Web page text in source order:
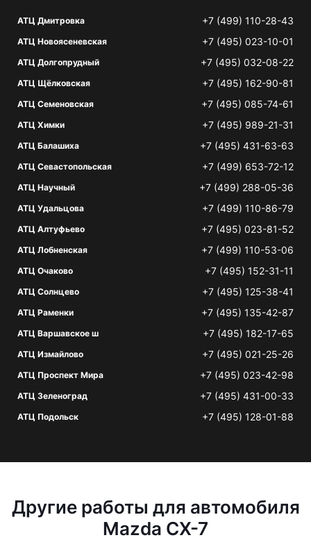
АТЦ Дмитровка +7 (499) 110-28-43
АТЦ Новоясеневская +7 (495) 023-10-01
АТЦ Долгопрудный +7 (495) 032-08-22
АТЦ Щёлковская +7 (495) 162-90-81
АТЦ Семеновская +7 (495) 085-74-61
АТЦ Химки +7 (495) 989-21-31
АТЦ Балашиха +7 (495) 431-63-63
АТЦ Севастопольская +7 (499) 653-72-12
АТЦ Научный +7 (499) 288-05-36
АТЦ Удальцова +7 (499) 110-86-79
АТЦ Алтуфьево +7 (495) 023-81-52
АТЦ Лобненская +7 (499) 110-53-06
АТЦ Очаково +7 (495) 152-31-11
АТЦ Солнцево +7 (495) 125-38-41
АТЦ Раменки +7 (495) 135-42-87
АТЦ Варшавское ш +7 (495) 182-17-65
АТЦ Измайлово +7 (495) 021-25-26
АТЦ Проспект Мира +7 (495) 023-42-98
АТЦ Зеленоград +7 (495) 431-00-33
АТЦ Подольск +7 (495) 128-01-88
Другие работы для автомобиля
Mazda CX-7